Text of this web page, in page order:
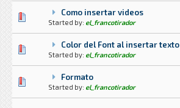
Como insertar videos
Started by: el_francotirador
0 voto(s) - Media 0 de 5
12345
Color del Font al insertar texto
Started by: el_francotirador
0 voto(s) - Media 0 de 5
12345
Formato
Started by: el_francotirador
0 voto(s) - Media 0 de 5
1 23 45